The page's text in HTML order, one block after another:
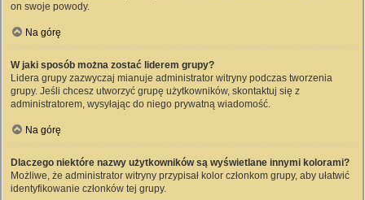
on swoje powody.
Na górę
W jaki sposób można zostać liderem grupy?
Lidera grupy zazwyczaj mianuje administrator witryny podczas tworzenia
grupy. Jeśli chcesz utworzyć grupę użytkowników, skontaktuj się z
administratorem, wysyłając do niego prywatną wiadomość.
Na górę
Dlaczego niektóre nazwy użytkowników są wyświetlane innymi kolorami?
Możliwe, że administrator witryny przypisał kolor członkom grupy, aby ułatwić
identyfikowanie członków tej grupy.